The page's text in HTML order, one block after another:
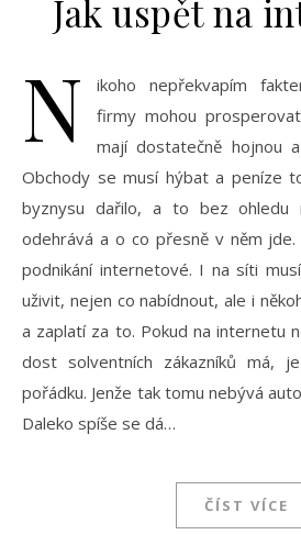
Jak uspět na
N
ikoho nepřekvapím
firmy mohou
mají dostatečně hojnou
Obchody se musí hýbat a peníze
byznysu dařilo, a to bez
odehrává a o co přesně v něm
podnikání internetové. I na síti
uživit, nejen co nabídnout, ale i
a zaplatí za to. Pokud na internetu
dost solventních zákazníků má,
pořádku. Jenže tak tomu nebývá
Daleko spíše se dá…
ČÍST VÍCE